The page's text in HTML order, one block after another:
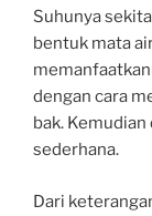
Suhunya
bentuk mata
dengan cara
bak.
sederhana.
Dari